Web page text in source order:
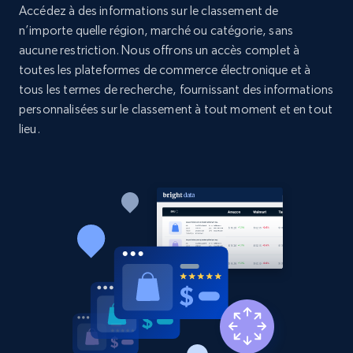
2.1K+ 375+ Commencer
Etsy
323+ Commencer
Etsy - Collect data on products using
specified keywords
URL, Product id, Listing inventory id, Title, Rating,
Accédez à des informations sur le classement de
n’importe quelle région, marché ou catégorie, sans
aucune restriction. Nous offrons un accès complet à
toutes les plateformes de commerce électronique et à
tous les termes de recherche, fournissant des informations
personnalisées sur le classement à tout moment et en tout
lieu.